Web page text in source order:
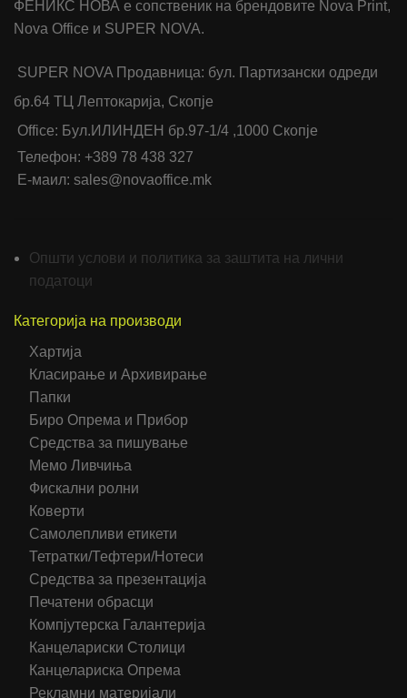
ФЕНИКС НОВА е сопственик на брендовите Nova Print,
Nova Office и SUPER NOVA.
SUPER NOVA Продавница: бул. Партизански одреди
бр.64 ТЦ Лептокарија, Скопје
Office: Бул.ИЛИНДЕН бр.97-1/4 ,1000 Скопје
Телефон: +389 78 438 327
Е-маил: sales@novaoffice.mk
Општи услови и политика за заштита на лични
податоци
Категорија на производи
Хартија
Класирање и Архивирање
Папки
Биро Опрема и Прибор
Средства за пишување
Мемо Ливчиња
Фискални ролни
Коверти
Самолепливи етикети
Тетратки/Тефтери/Нотеси
Средства за презентација
Печатени обрасци
Компјутерска Галантерија
Канцелариски Столици
Канцелариска Опрема
Рекламни материјали